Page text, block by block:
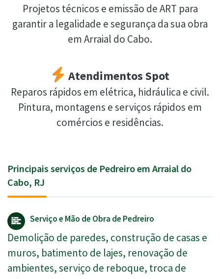
Projetos técnicos e emissão de ART para
garantir a legalidade e segurança da sua obra
em Arraial do Cabo.
Atendimentos Spot
Reparos rápidos em elétrica, hidráulica e civil.
Pintura, montagens e serviços rápidos em
comércios e residências.
Principais serviços de Pedreiro em Arraial do
Cabo, RJ
Serviço e Mão de Obra de Pedreiro
Demolição de paredes, construção de casas e
muros, batimento de lajes, renovação de
ambientes, serviço de reboque, troca de